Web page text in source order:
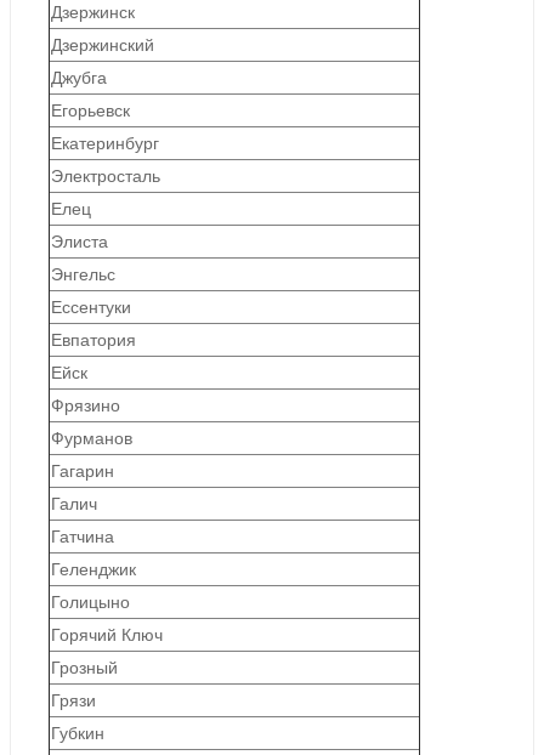
Дзержинск
Дзержинский
Джубга
Егорьевск
Екатеринбург
Электросталь
Елец
Элиста
Энгельс
Ессентуки
Евпатория
Ейск
Фрязино
Фурманов
Гагарин
Галич
Гатчина
Геленджик
Голицыно
Горячий Ключ
Грозный
Грязи
Губкин